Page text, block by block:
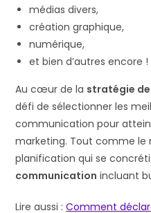
médias divers,
création graphique,
numérique,
et bien d’autres encore !
Au cœur de la stratégie
défi de sélectionner les
communication pour
marketing. Tout comme le
planification qui se
communication incluant
Lire aussi :Comment